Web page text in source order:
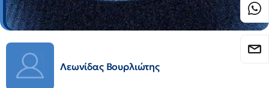
Λεωνίδας Βουρλιώτης